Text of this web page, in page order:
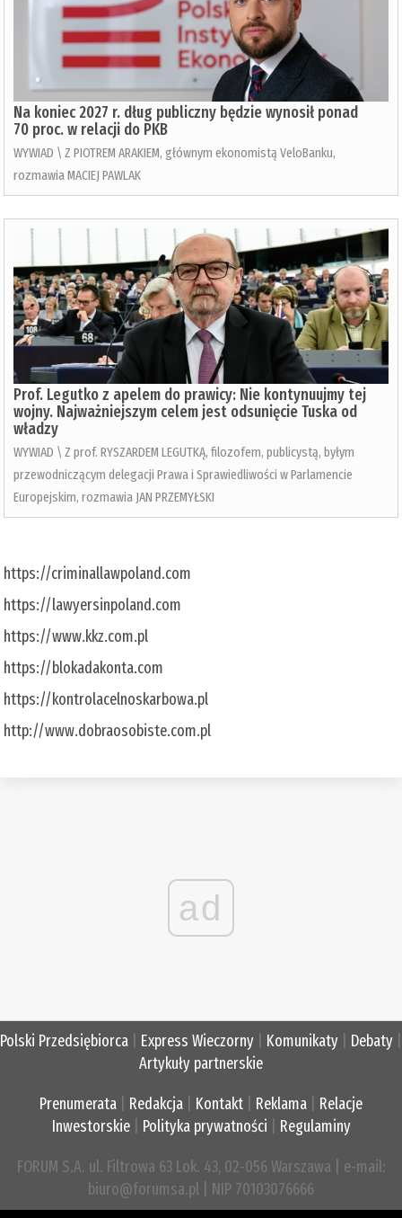
Na koniec 2027 r. dług publiczny będzie wynosił ponad
70 proc. w relacji do PKB
WYWIAD \ Z PIOTREM ARAKIEM, głównym ekonomistą VeloBanku,
rozmawia MACIEJ PAWLAK
Prof. Legutko z apelem do prawicy: Nie kontynuujmy tej
wojny. Najważniejszym celem jest odsunięcie Tuska od
władzy
WYWIAD \ Z prof. RYSZARDEM LEGUTKĄ, filozofem, publicystą, byłym
przewodniczącym delegacji Prawa i Sprawiedliwości w Parlamencie
Europejskim, rozmawia JAN PRZEMYŁSKI
https://criminallawpoland.com
https://lawyersinpoland.com
https://www.kkz.com.pl
https://blokadakonta.com
https://kontrolacelnoskarbowa.pl
http://www.dobraosobiste.com.pl
ad
Polski Przedsiębiorca Express Wieczorny Komunikaty Debaty
Artykuły partnerskie
Prenumerata Redakcja Kontakt Reklama
Relacje
Inwestorskie| Polityka prywatności Regulaminy
FORUM S.A. ul. Filtrowa 63 Lok. 43, 02-056 Warszawa | e-mail:
biuro@forumsa.pl | NIP 70103076666